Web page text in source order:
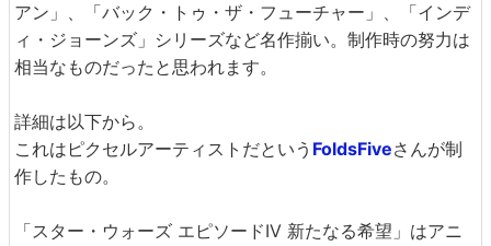
アン」、「バック・トゥ・ザ・フューチャー」、「インデ
ィ・ジョーンズ」シリーズなど名作揃い。制作時の努力は
相当なものだったと思われます。
詳細は以下から。
これはピクセルアーティストだという FoldsFiveさんが制
作したもの。
「スター・ウォーズ エピソードIV 新たなる希望」はアニ